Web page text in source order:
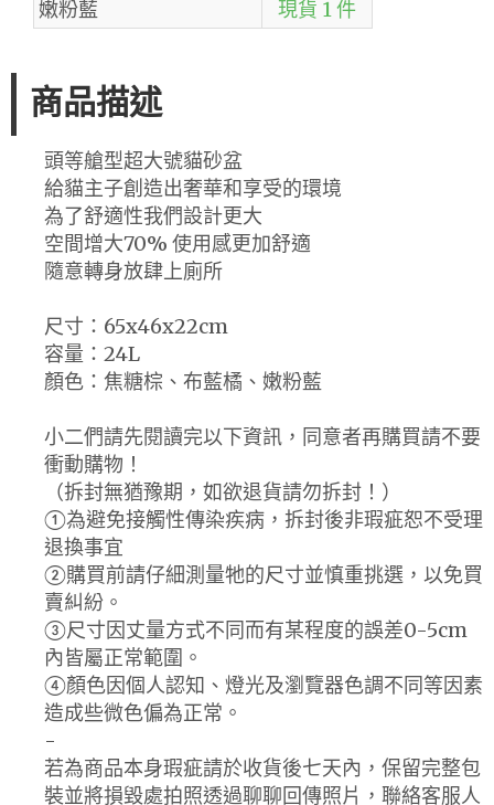
嫩粉藍
現貨 1 件
商品描述
頭等艙型超大號貓砂盆
給貓主子創造出奢華和享受的環境
為了舒適性我們設計更大
空間增大70% 使用感更加舒適
隨意轉身放肆上廁所
尺寸：65x46x22cm
容量：24L
顏色：焦糖棕、布藍橘、嫩粉藍
小二們請先閱讀完以下資訊，同意者再購買請不要
衝動購物！
（拆封無猶豫期，如欲退貨請勿拆封！）
①為避免接觸性傳染疾病，拆封後非瑕疵恕不受理
退換事宜
②購買前請仔細測量牠的尺寸並慎重挑選，以免買
賣糾紛。
③尺寸因丈量方式不同而有某程度的誤差0-5cm
內皆屬正常範圍。
④顏色因個人認知、燈光及瀏覽器色調不同等因素
造成些微色偏為正常。
-
若為商品本身瑕疵請於收貨後七天內，保留完整包
裝並將損毀處拍照透過聊聊回傳照片，聯絡客服人